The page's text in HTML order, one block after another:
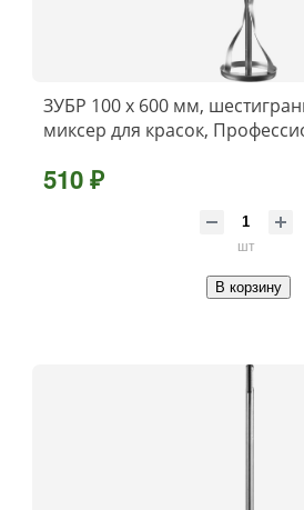
ЗУБР 100 х 600 мм,
миксер для красок,
510 ₽
шт
В корзину